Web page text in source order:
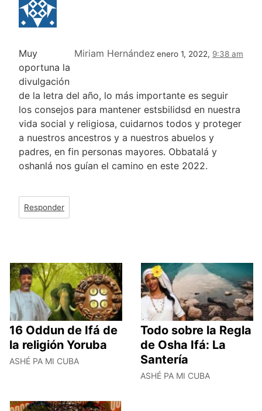
Miriam Hernández enero 1, 2022, 9:38 am
Muy
oportuna la
divulgación
de la letra del año, lo más importante es seguir
los consejos para mantener estsbilidsd en nuestra
vida social y religiosa, cuidarnos todos y proteger
a nuestros ancestros y a nuestros abuelos y
padres, en fin personas mayores. Obbatalá y
oshanlá nos guían el camino en este 2022.
Responder
16 Oddun de Ifá de
la religión Yoruba
ASHÉ PA MI CUBA
Todo sobre la Regla
de Osha Ifá: La
Santería
ASHÉ PA MI CUBA